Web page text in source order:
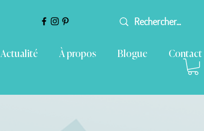
Actualité À propos Blogue Contact